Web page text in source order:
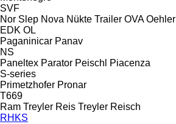
SVF
Nor Slep Nova Nükte Trailer OVA Oehler
EDK OL
Paganinicar Panav
NS
Paneltex Parator Peischl
Piacenza
S-series
Primetzhofer Pronar
T669
Ram Treyler Reis Treyler Reisch
RHKS